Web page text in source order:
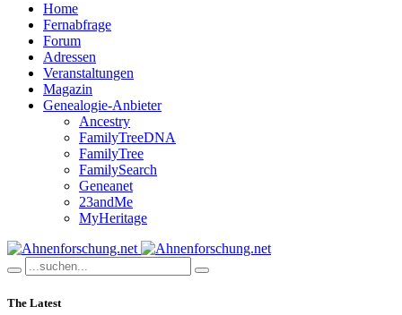
Home
Fernabfrage
Forum
Adressen
Veranstaltungen
Magazin
Genealogie-Anbieter
Ancestry
FamilyTreeDNA
FamilyTree
FamilySearch
Geneanet
23andMe
MyHeritage
The Latest